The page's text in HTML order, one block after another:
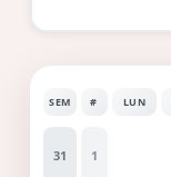
SEM # LUN
31 1